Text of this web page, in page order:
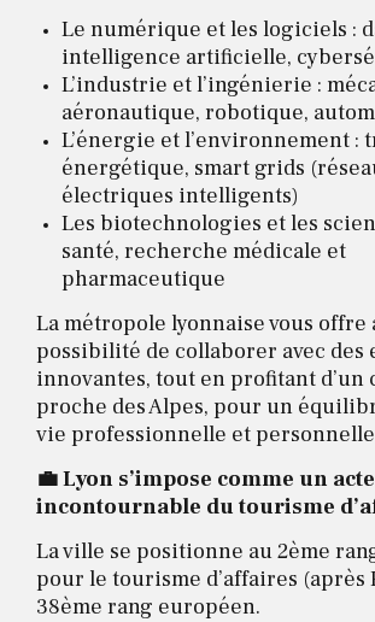
Le numérique et les logiciels :
intelligence artificielle,
L’industrie et l’ingénierie :
aéronautique, robotique,
L’énergie et l’environnement :
énergétique, smart grids
électriques intelligents)
Les biotechnologies et les
santé, recherche médicale et
pharmaceutique
La métropole lyonnaise vous offre
possibilité de collaborer avec des
innovantes, tout en profitant d’un
proche des Alpes, pour un
vie professionnelle et
💼 Lyon s’impose comme un
incontournable du tourisme
La ville se positionne au 2ème
pour le tourisme d’affaires (après
38ème rang européen.